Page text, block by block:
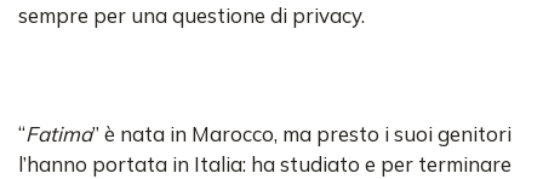
sempre per una questione di privacy.
“Fatima” è nata in Marocco, ma presto i suoi genitori
l’hanno portata in Italia: ha studiato e per terminare